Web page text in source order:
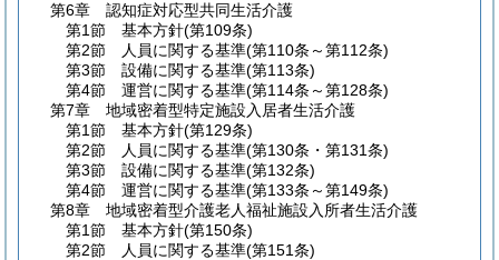
第6章
認知症対応型共同生活介護
第1節
基本方針(第109条)
第2節
人員に関する基準(第110条～第112条)
第3節
設備に関する基準(第113条)
第4節
運営に関する基準(第114条～第128条)
第7章
地域密着型特定施設入居者生活介護
第1節
基本方針(第129条)
第2節
人員に関する基準(第130条・第131条)
第3節
設備に関する基準(第132条)
第4節
運営に関する基準(第133条～第149条)
第8章
地域密着型介護老人福祉施設入所者生活介護
第1節
基本方針(第150条)
第2節
人員に関する基準(第151条)